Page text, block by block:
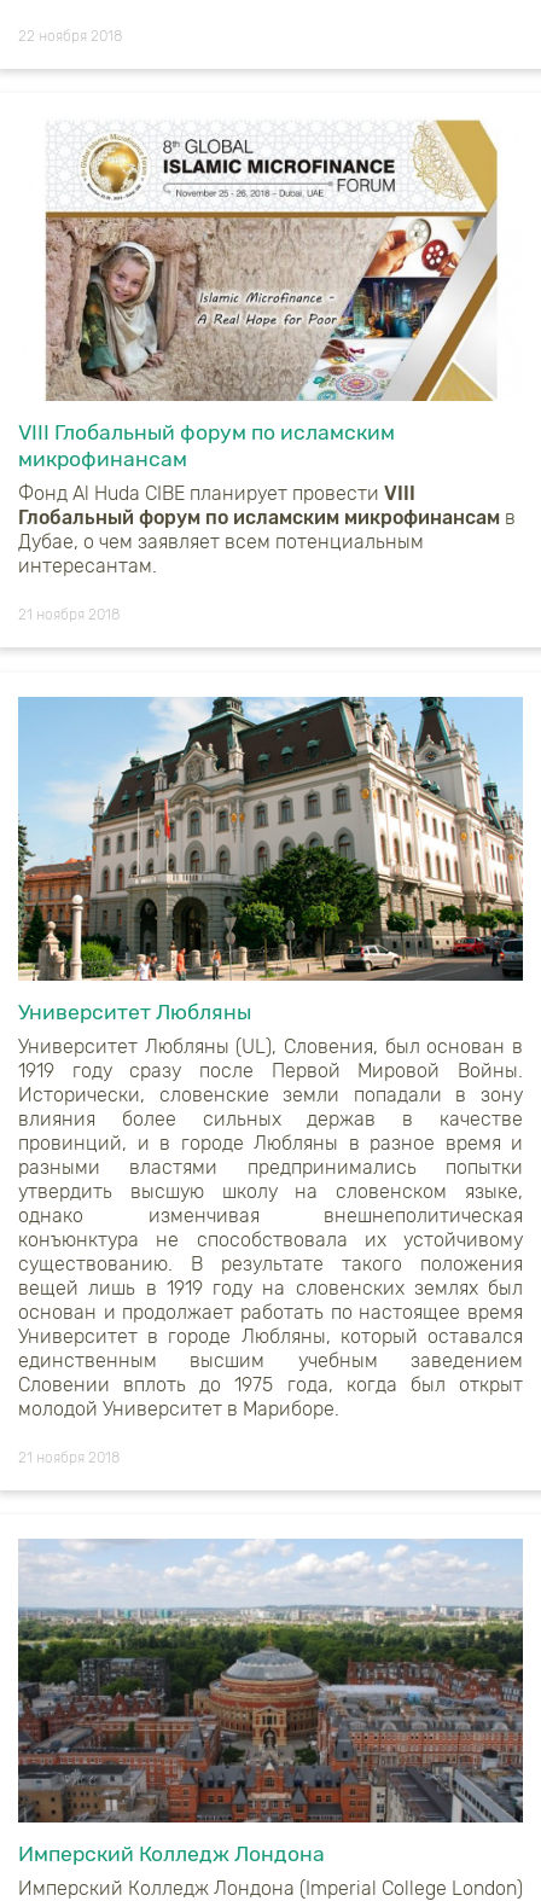
22 ноября 2018
VIII Глобальный форум по исламским
микрофинансам
Фонд Al Huda CIBE планирует провести VIII
Глобальный форум по исламским микрофинансам в
Дубае, о чем заявляет всем потенциальным
интересантам.
21 ноября 2018
Университет Любляны
Университет Любляны (UL), Словения, был основан в
1919 году сразу после Первой Мировой Войны.
Исторически, словенские земли попадали в зону
влияния более сильных держав в качестве
провинций, и в городе Любляны в разное время и
разными властями предпринимались попытки
утвердить высшую школу на словенском языке,
однако изменчивая внешнеполитическая
конъюнктура не способствовала их устойчивому
существованию. В результате такого положения
вещей лишь в 1919 году на словенских землях был
основан и продолжает работать по настоящее время
Университет в городе Любляны, который оставался
единственным высшим учебным заведением
Словении вплоть до 1975 года, когда был открыт
молодой Университет в Мариборе.
21 ноября 2018
Имперский Колледж Лондона
Имперский Колледж Лондона (Imperial College London)